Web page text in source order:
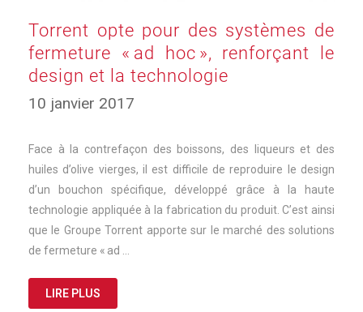
Torrent opte pour des systèmes de
fermeture « ad hoc », renforçant le
design et la technologie
10 janvier 2017
Face à la contrefaçon des boissons, des liqueurs et des
huiles d’olive vierges, il est difficile de reproduire le design
d’un bouchon spécifique, développé grâce à la haute
technologie appliquée à la fabrication du produit. C’est ainsi
que le Groupe Torrent apporte sur le marché des solutions
de fermeture « ad …
LIRE PLUS